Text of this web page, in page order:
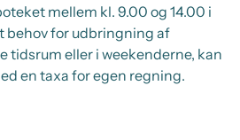
mellem kl. 9.00 og 14.00 i
behov for udbringning af
tidsrum eller i weekenderne, kan
en taxa for egen regning.